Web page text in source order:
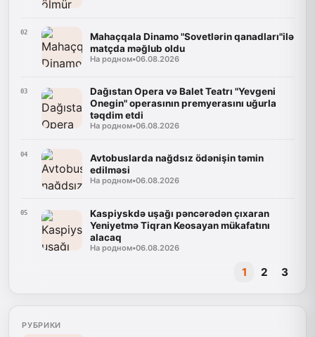
02
Mahaçqala Dinamo "Sovetlərin qanadları"ilə
matçda məğlub oldu
На родном•06.08.2026
03
Dağıstan Opera və Balet Teatrı "Yevgeni
Onegin" operasının premyerasını uğurla
təqdim etdi
На родном•06.08.2026
04
Avtobuslarda nağdsız ödənişin təmin
edilməsi
На родном•06.08.2026
05
Kaspiyskdə uşağı pəncərədən çıxaran
Yeniyetmə Tiqran Keosayan mükafatını
alacaq
На родном•06.08.2026
1 2 3
РУБРИКИ